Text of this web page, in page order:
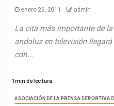
enero 26, 2011 admin
La cita más importante de
andaluz en televisión
con...
1 min de lectura
ASOCIACIÓN DE LA PRENSA DEPORTIVA